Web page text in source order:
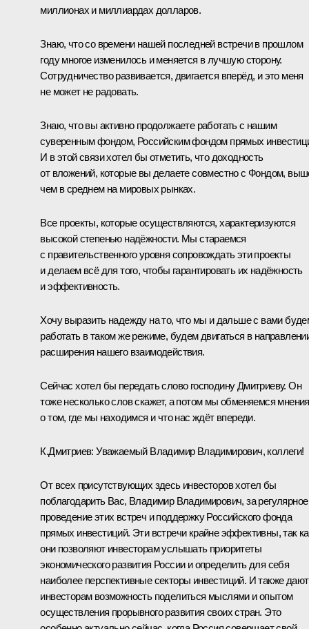
миллионах и миллиардах долларов.
Знаю, что со времени нашей последней встречи в прошлом
году многое изменилось и меняется в лучшую сторону.
Сотрудничество развивается, двигается вперёд, и это меня
не может не радовать.
Знаю, что вы активно продолжаете работать с нашим
суверенным фондом, Российским фондом прямых
И в этой связи хотел бы отметить, что доходность
от вложений, которые вы делаете совместно с Фондом,
чем в среднем на мировых рынках.
Все проекты, которые осуществляются, характеризуются
высокой степенью надёжности. Мы стараемся
с правительственного уровня сопровождать эти проекты
и делаем всё для того, чтобы гарантировать их надёжность
и эффективность.
Хочу выразить надежду на то, что мы и дальше с вами
работать в таком же режиме, будем двигаться в
расширения нашего взаимодействия.
Сейчас хотел бы передать слово господину Дмитриеву. Он
тоже несколько слов скажет, а потом мы обменяемся
о том, где мы находимся и что нас ждёт впереди.
К.Дмитриев:Уважаемый Владимир Владимирович, коллеги!
От всех присутствующих здесь инвесторов хотел бы
поблагодарить Вас, Владимир Владимирович, за регулярное
проведение этих встреч и поддержку Российского фонда
прямых инвестиций. Эти встречи крайне эффективны, так
они позволяют инвесторам услышать приоритеты
экономического развития России и определить для себя
наиболее перспективные секторы инвестиций. И также дают
инвесторам возможность поделиться мыслями и опытом
осуществления прорывного развития своих стран. Это